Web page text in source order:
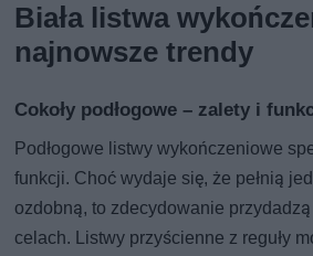
Biała listwa
najnowsze trendy
Cokoły podłogowe – zalety i
Podłogowe listwy wykończeniowe
funkcji. Choć wydaje się, że pełnią
ozdobną, to zdecydowanie
celach. Listwy przyścienne z reguły